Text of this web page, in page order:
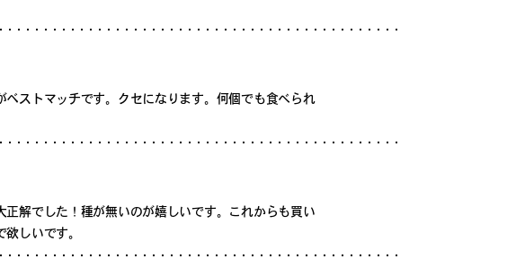
ストマッチです。クセになります。何個でも食べられ
解でした！種が無いのが嬉しいです。これからも買い
しいです。